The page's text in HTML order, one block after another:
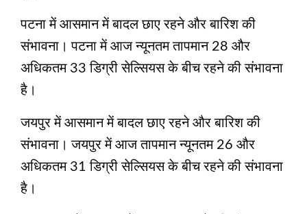
पटना में आसमान में बादल छाए रहने और बारिश की
संभावना। पटना में आज न्‍यूनतम तापमान 28 और
अधिकतम 33 डिग्री सेल्सियस के बीच रहने की संभावना
है।
जयपुर में आसमान में बादल छाए रहने और बारिश की
संभावना। जयपुर में आज तापमान न्‍यूनतम 26 और
अधिकतम 31 डिग्री सेल्सियस के बीच रहने की संभावना
है।